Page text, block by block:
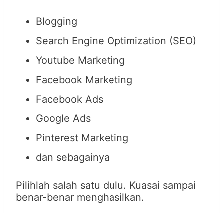
Blogging
Search Engine Optimization (SEO)
Youtube Marketing
Facebook Marketing
Facebook Ads
Google Ads
Pinterest Marketing
dan sebagainya
Pilihlah salah satu dulu. Kuasai sampai
benar-benar menghasilkan.